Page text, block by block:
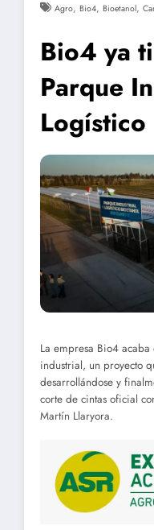
Agro, Bio4, Bioetanol,
Bio4 ya
Parque
La empresa Bio4
industrial, un proyecto
desarrollándose y
corte de cintas oficial
Martín Llaryora.